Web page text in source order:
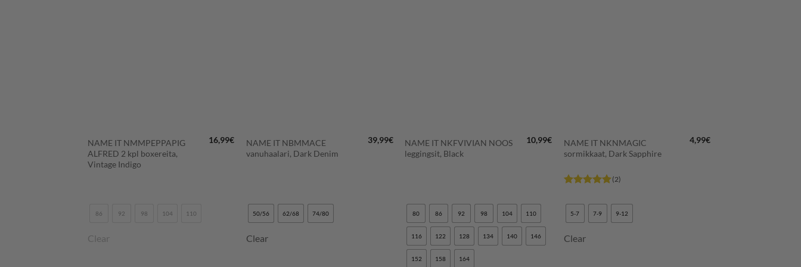
NAME IT NMMPEPPAPIG
ALFRED 2 kpl boxereita,
Vintage Indigo
16,99€
86 92 98 104 110
Clear
NAME IT NBMMACE
vanuhaalari, Dark Denim
39,99€
50/56 62/68 74/80
Clear
NAME IT NKFVIVIAN NOOS
leggingsit, Black
10,99€
80 86 92 98 104 110
116 122 128 134 140 146
152 158 164
NAME IT NKNMAGIC
sormikkaat, Dark Sapphire
tuotteesta: 5
/ 5
(2)
4,99€
5-7 7-9 9-12
Clear